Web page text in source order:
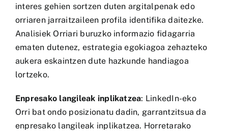
interes gehien sortzen duten argitalpenak edo
orriaren jarraitzaileen profila identifika daitezke.
Analisiek Orriari buruzko informazio fidagarria
ematen dutenez, estrategia egokiagoa zehazteko
aukera eskaintzen dute hazkunde handiagoa
lortzeko.
Enpresako langileak inplikatzea: LinkedIn-eko
Orri bat ondo posizionatu dadin, garrantzitsua da
enpresako langileak inplikatzea. Horretarako